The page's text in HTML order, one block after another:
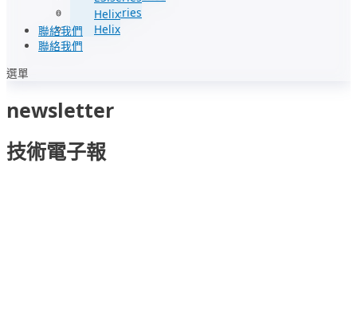
E3.series
Helix
聯絡我們
選單
Helix
聯絡我們
newsletter
技術電子報